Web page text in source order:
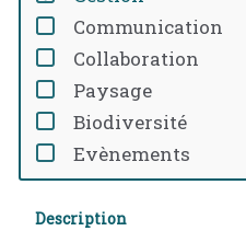
Communication
Collaboration
Paysage
Biodiversité
Evènements
Description